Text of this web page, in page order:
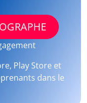
Play Store et
dans le